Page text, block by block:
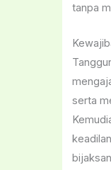
tanpa
serta